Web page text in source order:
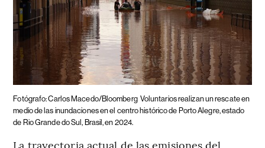
Fotógrafo: Carlos Macedo/Bloomberg Voluntarios realizan un rescate en
medio de las inundaciones en el centro histórico de Porto Alegre, estado
de Rio Grande do Sul, Brasil, en 2024.
La trayectoria actual de las emisiones del